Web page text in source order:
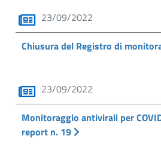
23/09/2022
Chiusura del Registro di
23/09/2022
Monitoraggio antivirali per
report n. 19